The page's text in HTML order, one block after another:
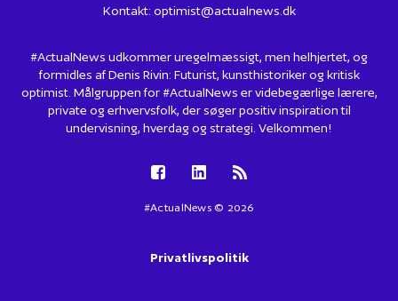
Kontakt: optimist@actualnews.dk
#ActualNews udkommer uregelmæssigt, men helhjertet, og
formidles af Denis Rivin: Futurist, kunsthistoriker og kritisk
optimist. Målgruppen for #ActualNews er videbegærlige lærere,
private og erhvervsfolk, der søger positiv inspiration til
undervisning, hverdag og strategi. Velkommen!
#ActualNews © 2026
Privatlivspolitik